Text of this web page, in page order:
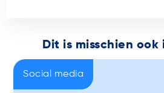
Dit is misschien ook
Social media